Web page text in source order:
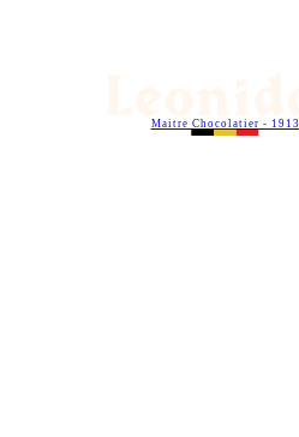
Maitre Chocolatier - 1913